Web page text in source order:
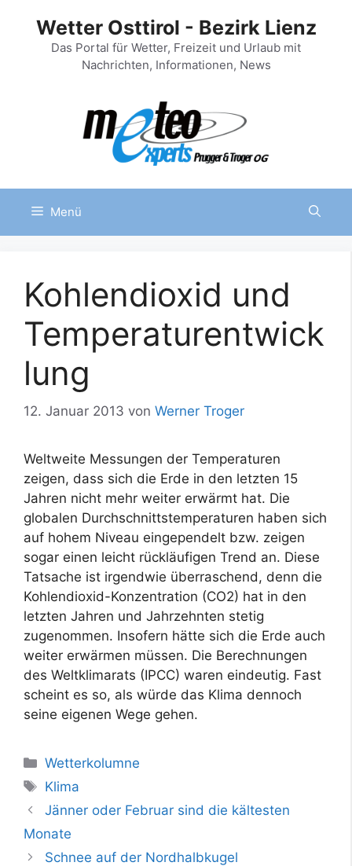
springen
Wetter Osttirol - Bezirk Lienz
Das Portal für Wetter, Freizeit und Urlaub mit
Nachrichten, Informationen, News
Menü
Kohlendioxid und
Temperaturentwick
lung
12. Januar 2013 von Werner Troger
Weltweite Messungen der Temperaturen
zeigen, dass sich die Erde in den letzten 15
Jahren nicht mehr weiter erwärmt hat. Die
globalen Durchschnittstemperaturen haben sich
auf hohem Niveau eingependelt bzw. zeigen
sogar einen leicht rückläufigen Trend an. Diese
Tatsache ist irgendwie überraschend, denn die
Kohlendioxid-Konzentration (CO2) hat in den
letzten Jahren und Jahrzehnten stetig
zugenommen. Insofern hätte sich die Erde auch
weiter erwärmen müssen. Die Berechnungen
des Weltklimarats (IPCC) waren eindeutig. Fast
scheint es so, als würde das Klima dennoch
seine eigenen Wege gehen.
Kategorien
Wetterkolumne
Schlagwörter
Klima
Jänner oder Februar sind die kältesten
Monate
Schnee auf der Nordhalbkugel